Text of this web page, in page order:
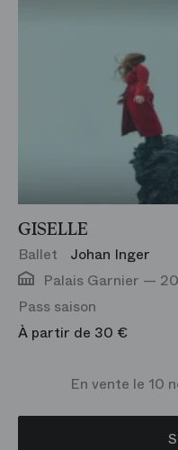
GISELLE
Ballet
Johan Inger
Palais Garnier —
Pass saison
À partir de 30 €
En vente le 10